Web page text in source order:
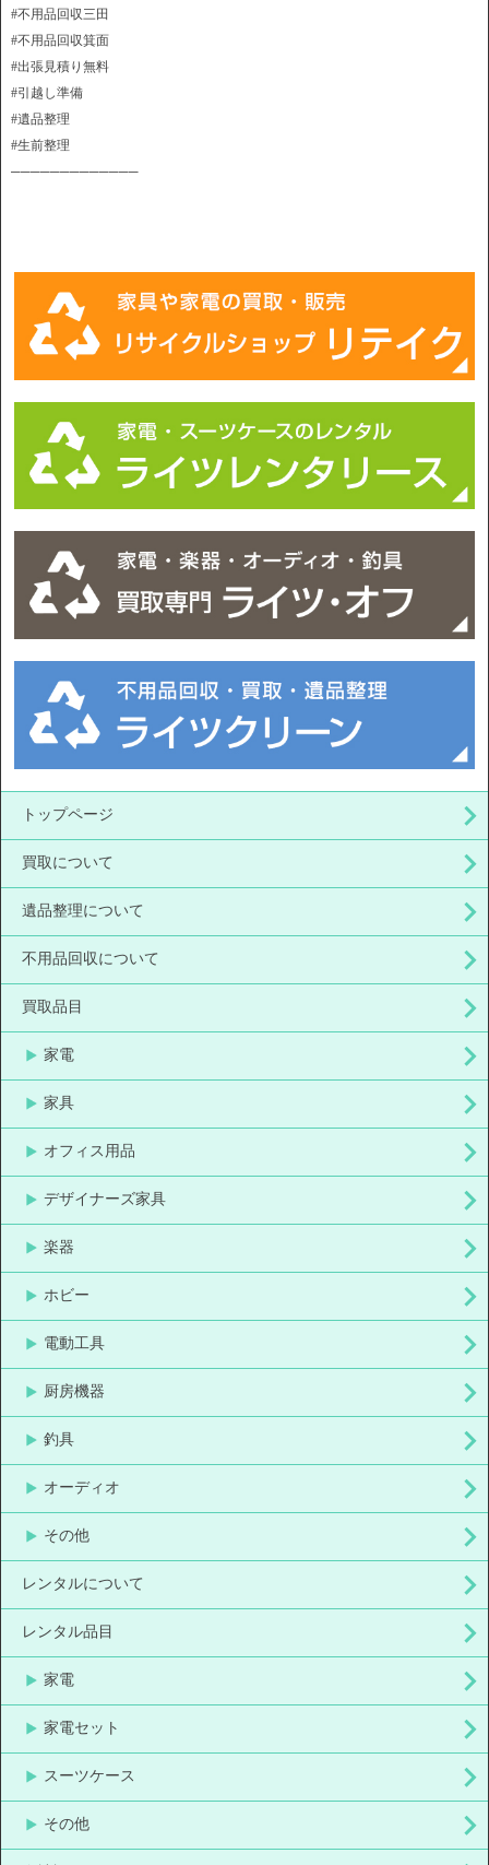
#不用品回収三田
#不用品回収箕面
#出張見積り無料
#引越し準備
#遺品整理
#生前整理
─────────────
トップページ
買取について
遺品整理について
不用品回収について
買取品目
家電
家具
オフィス用品
デザイナーズ家具
楽器
ホビー
電動工具
厨房機器
釣具
オーディオ
その他
レンタルについて
レンタル品目
家電
家電セット
スーツケース
その他